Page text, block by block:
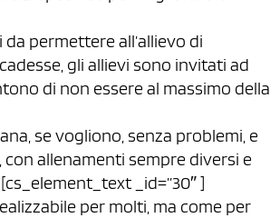
permettere all’allievo di
gli allievi sono invitati ad
di non essere al massimo della
se vogliono, senza problemi, e
allenamenti sempre diversi e
_id=”30″ ]
per molti, ma come per